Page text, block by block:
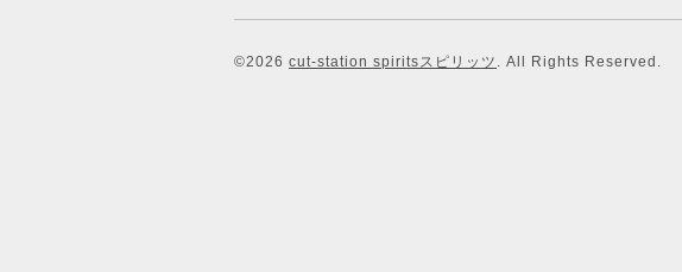
©2026 cut-station spiritsスピリッツ . All Rights Reserved.